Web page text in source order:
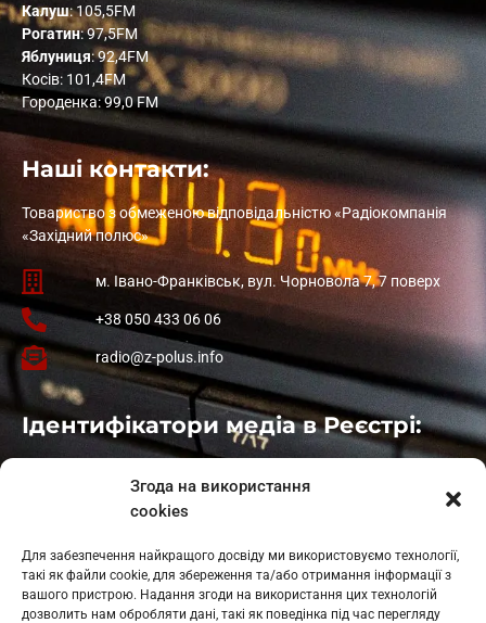
Згода на використання
cookies
Для забезпечення найкращого досвіду ми використовуємо технології,
такі як файли cookie, для збереження та/або отримання інформації з
вашого пристрою. Надання згоди на використання цих технологій
дозволить нам обробляти дані, такі як поведінка під час перегляду
Калуш: 105,5FM
Рогатин: 97,5FM
Яблуниця: 92,4FM
Косів: 101,4FM
Городенка: 99,0 FM
Наші контакти:
Товариство з обмеженою відповідальністю «Радіокомпанія
«Західний полюс»
м. Івано-Франківськ, вул. Чорновола 7, 7 поверх
+38 050 433 06 06
radio@z-polus.info
Ідентифікатори медіа в Реєстрі:
: L11-01410
: L11-01801
Косів: L11-01805
Гарасимів: L11-02274